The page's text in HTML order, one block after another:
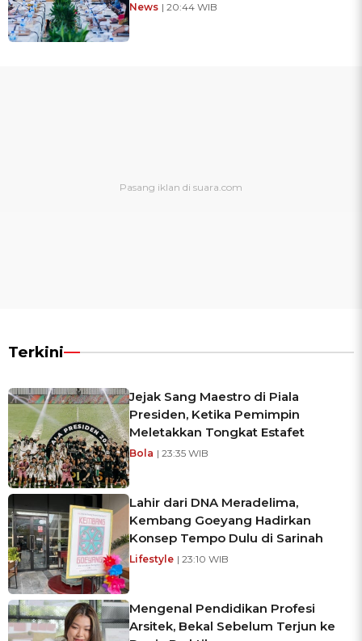
News | 20:44 WIB
Terkini
Jejak Sang Maestro di Piala
Presiden, Ketika Pemimpin
Meletakkan Tongkat Estafet
Bola | 23:35 WIB
Lahir dari DNA Meradelima,
Kembang Goeyang Hadirkan
Konsep Tempo Dulu di Sarinah
Lifestyle | 23:10 WIB
Mengenal Pendidikan Profesi
Arsitek, Bekal Sebelum Terjun ke